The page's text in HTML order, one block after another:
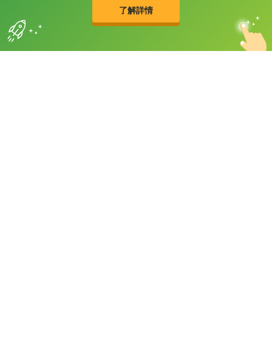
了解詳情
的品牌故事